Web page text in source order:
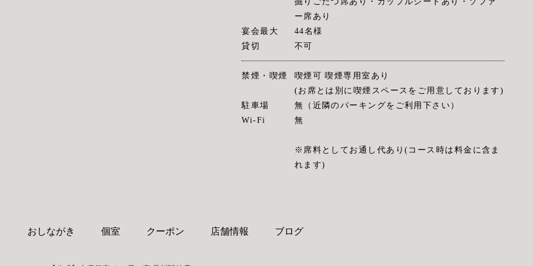
ー席あり
宴会最大
44名様
貸切
不可
禁煙・喫煙
喫煙可 喫煙専用室あり
(お席とは別に喫煙スペースをご用意しております)
駐車場
無（近隣のパーキングをご利用下さい）
Wi-Fi
無
※席料としてお通し代あり(コース時は料金に含ま
れます)
おしながき 個室 クーポン 店舗情報 ブログ